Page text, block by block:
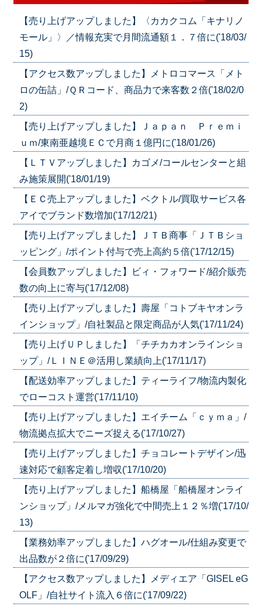
【売り上げアップしました】〈カカクコム「キナリノ
モール」〉／情報充実で月間流通額１．７倍に('18/03/
15)
【アクセス数アップしました】メトロコマース「メト
ロの缶詰」/ＱＲコード、商品力で来客数２倍('18/02/0
2)
【売り上げアップしました】Ｊａｐａｎ Ｐｒｅｍｉ
ｕｍ/東南亜越境ＥＣで月商１億円に('18/01/26)
【ＬＴＶアップしました】カゴメ/コールセンターと組
み施策展開('18/01/19)
【ＥＣ売上アップしました】ベクトル/買取サービス各
アイでブランド数増加('17/12/21)
【売り上げアップしました】ＪＴＢ商事「ＪＴＢショ
ッピング」/ポイント付与で売上高約５倍('17/12/15)
【会員数アップしました】ビィ・フォワード/紹介販売
数の向上に寄与('17/12/08)
【売り上げアップしました】壽屋「コトブキヤオンラ
インショップ」/自社製品と限定商品が人気('17/11/24)
【売り上げＵＰしました】「チチカカオンラインショ
ップ」/ＬＩＮＥ＠活用し業績向上('17/11/17)
【配送効率アップしました】ティーライフ/物流内製化
でローコスト運営('17/11/10)
【売り上げアップしました】エイチーム「ｃｙｍａ」/
物流拠点拡大でニーズ捉える('17/10/27)
【売り上げアップしました】チョコレートデザイン/迅
速対応で顧客定着し増収('17/10/20)
【売り上げアップしました】船橋屋「船橋屋オンライ
ンショップ」/メルマガ強化で中間売上１２％増('17/10/
13)
【業務効率アップしました】ハグオール/仕組み変更で
出品数が２倍に('17/09/29)
【アクセス数アップしました】メディエア「GISEL eG
OLF」/自社サイト流入６倍に('17/09/22)